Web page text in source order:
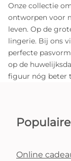
Onze collectie
ontworpen voor
leven. Op de
lingerie. Bij ons
perfecte
op de
figuur nóg beter
Online